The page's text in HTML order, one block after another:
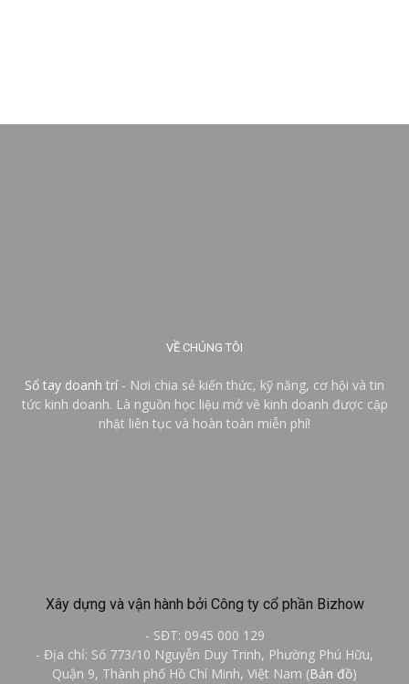
VỀ CHÚNG TÔI
Sổ tay doanh trí - Nơi chia sẻ kiến thức, kỹ năng, cơ hội và tin
tức kinh doanh. Là nguồn học liệu mở về kinh doanh được cập
nhật liên tục và hoàn toàn miễn phí!
Xây dựng và vận hành bởi Công ty cổ phần Bizhow
- SĐT: 0945 000 129
- Địa chỉ: Số 773/10 Nguyễn Duy Trinh, Phường Phú Hữu,
Quận 9, Thành phố Hồ Chí Minh, Việt Nam (Bản đồ)